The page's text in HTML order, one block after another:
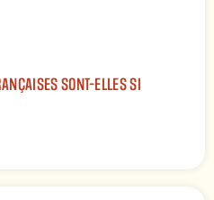
SONT-ELLES SI